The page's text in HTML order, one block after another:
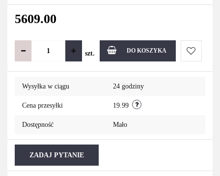
5609.00
szt. DO KOSZYKA
Do
Wysyłka w ciągu 24 godziny
Cena przesyłki 19.99
Dostępność Mało
ZADAJ PYTANIE